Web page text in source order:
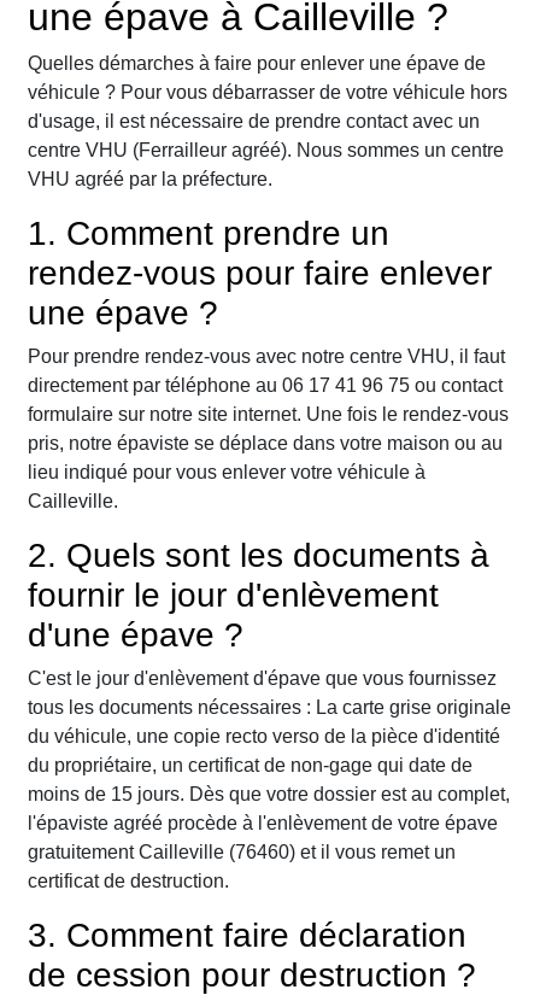
une épave à Cailleville ?
Quelles démarches à faire pour enlever une épave de
véhicule ? Pour vous débarrasser de votre véhicule hors
d'usage, il est nécessaire de prendre contact avec un
centre VHU (Ferrailleur agréé). Nous sommes un centre
VHU agréé par la préfecture.
1. Comment prendre un
rendez-vous pour faire enlever
une épave ?
Pour prendre rendez-vous avec notre centre VHU, il faut
directement par téléphone au 06 17 41 96 75 ou contact
formulaire sur notre site internet. Une fois le rendez-vous
pris, notre épaviste se déplace dans votre maison ou au
lieu indiqué pour vous enlever votre véhicule à
Cailleville.
2. Quels sont les documents à
fournir le jour d'enlèvement
d'une épave ?
C'est le jour d'enlèvement d'épave que vous fournissez
tous les documents nécessaires : La carte grise originale
du véhicule, une copie recto verso de la pièce d'identité
du propriétaire, un certificat de non-gage qui date de
moins de 15 jours. Dès que votre dossier est au complet,
l'épaviste agréé procède à l'enlèvement de votre épave
gratuitement Cailleville (76460) et il vous remet un
certificat de destruction.
3. Comment faire déclaration
de cession pour destruction ?